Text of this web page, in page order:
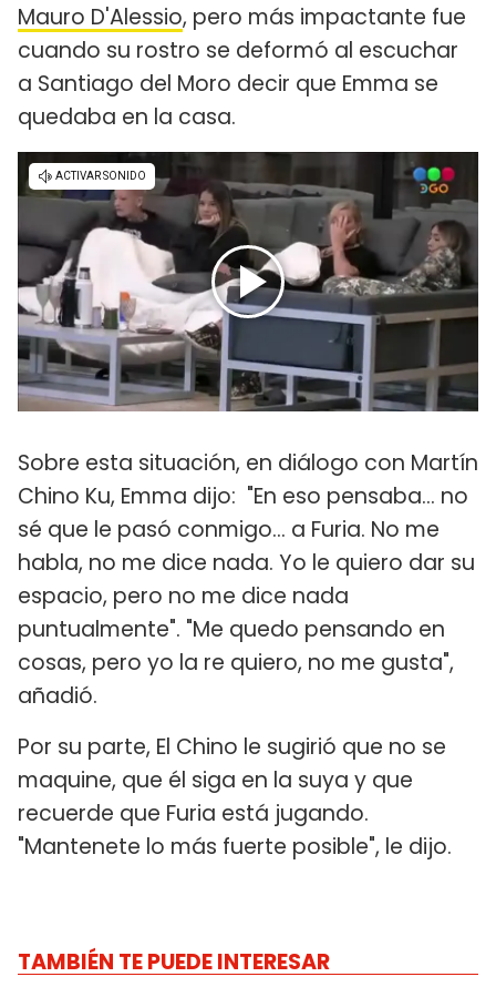
Mauro D'Alessio, pero más impactante fue
cuando su rostro se deformó al escuchar
a Santiago del Moro decir que Emma se
quedaba en la casa.
Sobre esta situación, en diálogo con Martín
Chino Ku, Emma dijo: "En eso pensaba... no
sé que le pasó conmigo... a Furia. No me
habla, no me dice nada. Yo le quiero dar su
espacio, pero no me dice nada
puntualmente". "Me quedo pensando en
cosas, pero yo la re quiero, no me gusta",
añadió.
Por su parte, El Chino le sugirió que no se
maquine, que él siga en la suya y que
recuerde que Furia está jugando.
"Mantenete lo más fuerte posible", le dijo.
TAMBIÉN TE PUEDE INTERESAR